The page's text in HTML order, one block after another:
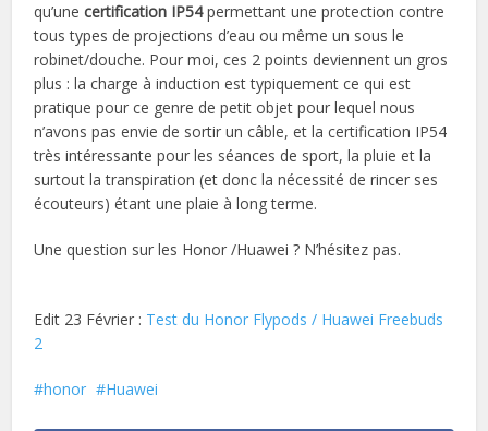
qu’unecertification IP54permettant une protection contre
tous types de projections d’eau ou même un sous le
robinet/douche. Pour moi, ces 2 points deviennent un gros
plus : la charge à induction est typiquement ce qui est
pratique pour ce genre de petit objet pour lequel nous
n’avons pas envie de sortir un câble, et la certification IP54
très intéressante pour les séances de sport, la pluie et la
surtout la transpiration (et donc la nécessité de rincer ses
écouteurs) étant une plaie à long terme.
Une question sur les Honor /Huawei ? N’hésitez pas.
Edit 23 Février : Test du Honor Flypods / Huawei Freebuds
2
honor Huawei